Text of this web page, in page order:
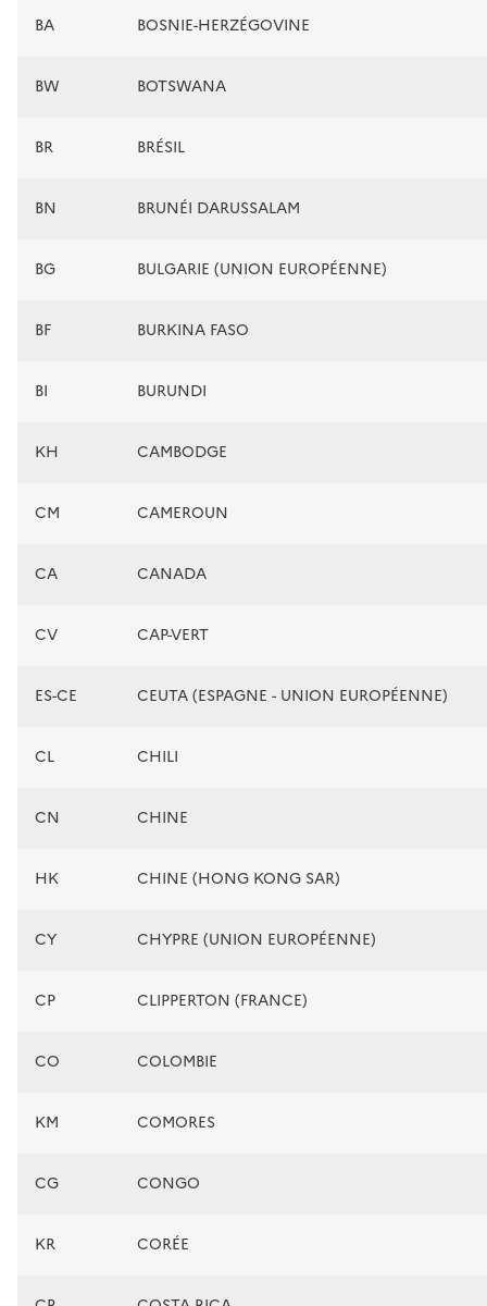
BA BOSNIE-HERZÉGOVINE
BW BOTSWANA
BR BRÉSIL
BN BRUNÉI DARUSSALAM
BG BULGARIE (UNION EUROPÉENNE)
BF BURKINA FASO
BI BURUNDI
KH CAMBODGE
CM CAMEROUN
CA CANADA
CV CAP-VERT
ES-CE CEUTA (ESPAGNE - UNION EUROPÉENNE)
CL CHILI
CN CHINE
HK CHINE (HONG KONG SAR)
CY CHYPRE (UNION EUROPÉENNE)
CP CLIPPERTON (FRANCE)
CO COLOMBIE
KM COMORES
CG CONGO
KR CORÉE